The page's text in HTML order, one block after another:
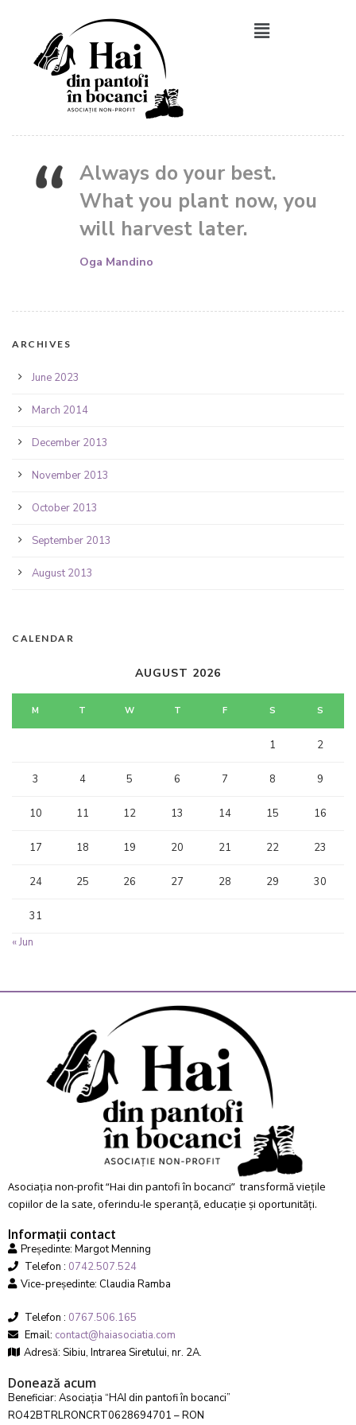
Always do your best.
What you plant now, you
will harvest later.
Oga Mandino
ARCHIVES
June 2023
March 2014
December 2013
November 2013
October 2013
September 2013
August 2013
CALENDAR
AUGUST 2026
M T W T F S S
1 2
3 4 5 6 7 8 9
10 11 12 13 14 15 16
17 18 19 20 21 22 23
24 25 26 27 28 29 30
31
« Jun
Asociația non-profit “Hai din pantofi în bocanci” transformă viețile
copiilor de la sate, oferindu-le speranță, educație și oportunități.
Informații contact
Președinte: Margot Menning
Telefon : 0742.507.524
Vice-președinte: Claudia Ramba
Telefon : 0767.506.165
Email: contact@haiasociatia.com
Adresă: Sibiu, Intrarea Siretului, nr. 2A.
Donează acum
Beneficiar: Asociația “HAI din pantofi în bocanci”
RO42BTRLRONCRT0628694701 – RON